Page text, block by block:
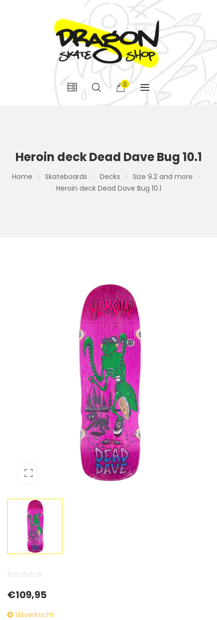
0
Heroin deck Dead Dave Bug 10.1
Home Skateboards Decks
Size 9.2 and more
Heroin deck Dead Dave Bug 10.1
out
€109,95
Uitverkocht